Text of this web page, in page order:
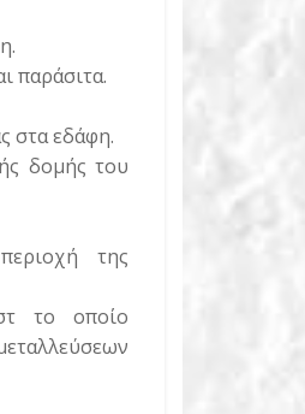
παράσιτα.
στα εδάφη.
δομής του
της
το οποίο